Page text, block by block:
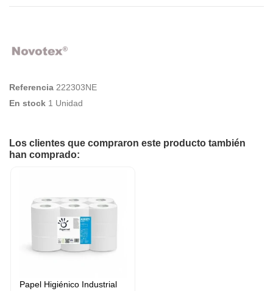
Referencia 222303NE
En stock 1 Unidad
Los clientes que compraron este producto también
han comprado:
Papel Higiénico Industrial